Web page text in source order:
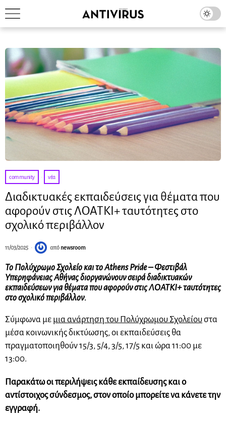
community · νέα
Διαδικτυακές εκπαιδεύσεις για θέματα που
αφορούν στις ΛΟΑΤΚΙ+ ταυτότητες στο
σχολικό περιβάλλον
11/03/2025 από newsroom
Το Πολύχρωμο Σχολείο και το Athens Pride – Φεστιβάλ
Υπερηφάνειας Αθήνας διοργανώνουν σειρά διαδικτυακών
εκπαιδεύσεων για θέματα που αφορούν στις ΛΟΑΤΚΙ+ ταυτότητες
στο σχολικό περιβάλλον.
Σύμφωνα με μια ανάρτηση του Πολύχρωμου Σχολείουστα
μέσα κοινωνικής δικτύωσης, οι εκπαιδεύσεις θα
πραγματοποιηθούν 15/3, 5/4, 3/5, 17/5 και ώρα 11:00 με
13:00.
Παρακάτω οι περιλήψεις κάθε εκπαίδευσης και ο
αντίστοιχος σύνδεσμος, στον οποίο μπορείτε να κάνετε την
εγγραφή.